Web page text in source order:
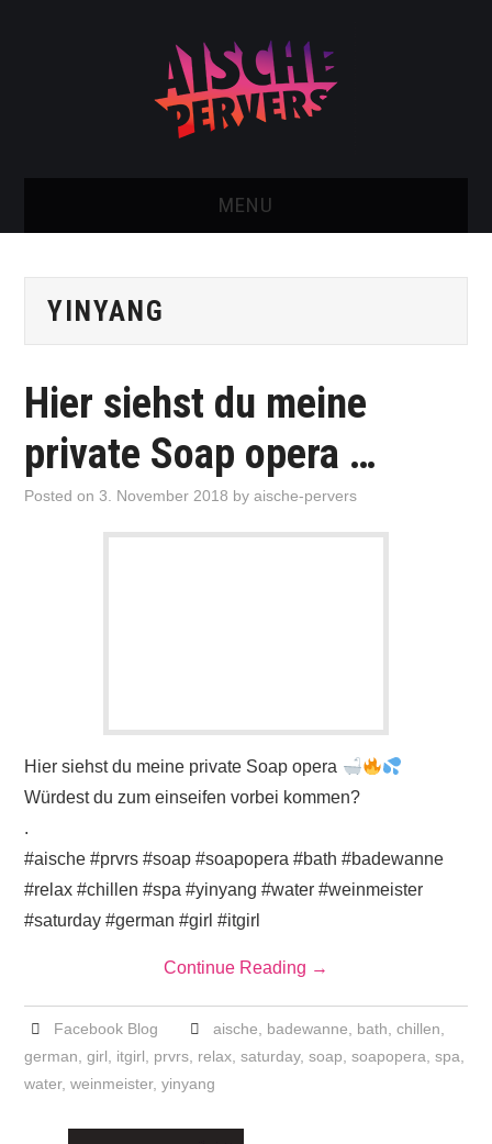
MENU
NEU: AISCHE SHOP!
IMPRESSUM
YINYANG
Hier siehst du meine
private Soap opera …
Posted on3. November 2018 byaische-pervers
Hier siehst du meine private Soap opera
Würdest du zum einseifen vorbei kommen?
.
#aische #prvrs #soap #soapopera #bath #badewanne
#relax #chillen #spa #yinyang #water #weinmeister
#saturday #german #girl #itgirl
Continue Reading →
Facebook Blog aische badewanne bath chillen
german ,girl itgirl prvrs relax ,saturday,soap ,soapopera ,spa
water,weinmeister,yinyang